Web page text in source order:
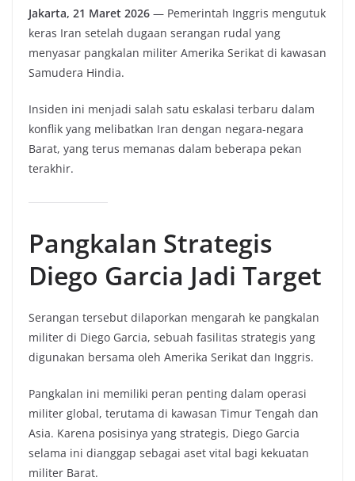
Jakarta, 21 Maret 2026 — Pemerintah Inggris mengutuk
keras Iran setelah dugaan serangan rudal yang
menyasar pangkalan militer Amerika Serikat di kawasan
Samudera Hindia.
Insiden ini menjadi salah satu eskalasi terbaru dalam
konflik yang melibatkan Iran dengan negara-negara
Barat, yang terus memanas dalam beberapa pekan
terakhir.
Pangkalan Strategis
Diego Garcia Jadi Target
Serangan tersebut dilaporkan mengarah ke pangkalan
militer di Diego Garcia, sebuah fasilitas strategis yang
digunakan bersama oleh Amerika Serikat dan Inggris.
Pangkalan ini memiliki peran penting dalam operasi
militer global, terutama di kawasan Timur Tengah dan
Asia. Karena posisinya yang strategis, Diego Garcia
selama ini dianggap sebagai aset vital bagi kekuatan
militer Barat.